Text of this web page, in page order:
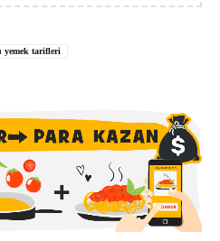
yemek tarifleri